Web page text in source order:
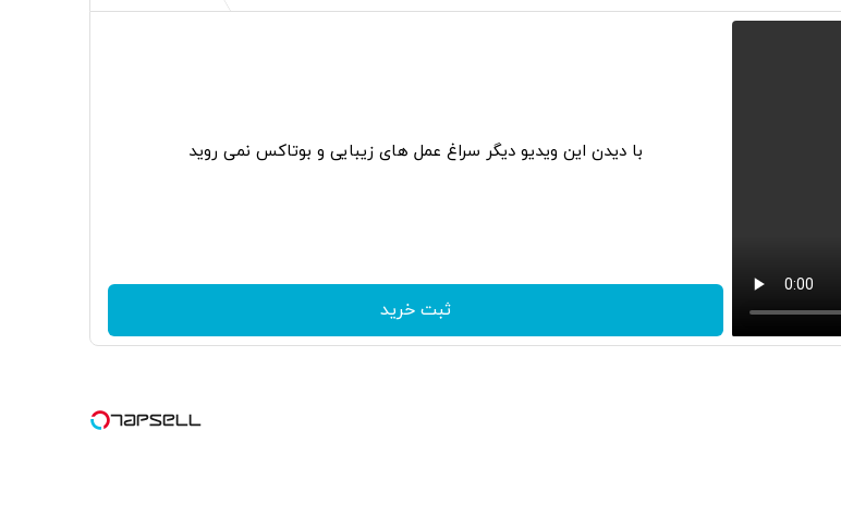
با دیدن این ویدیو دیگر سراغ عمل های زیبایی و بوتاکس نمی روید
ثبت خرید